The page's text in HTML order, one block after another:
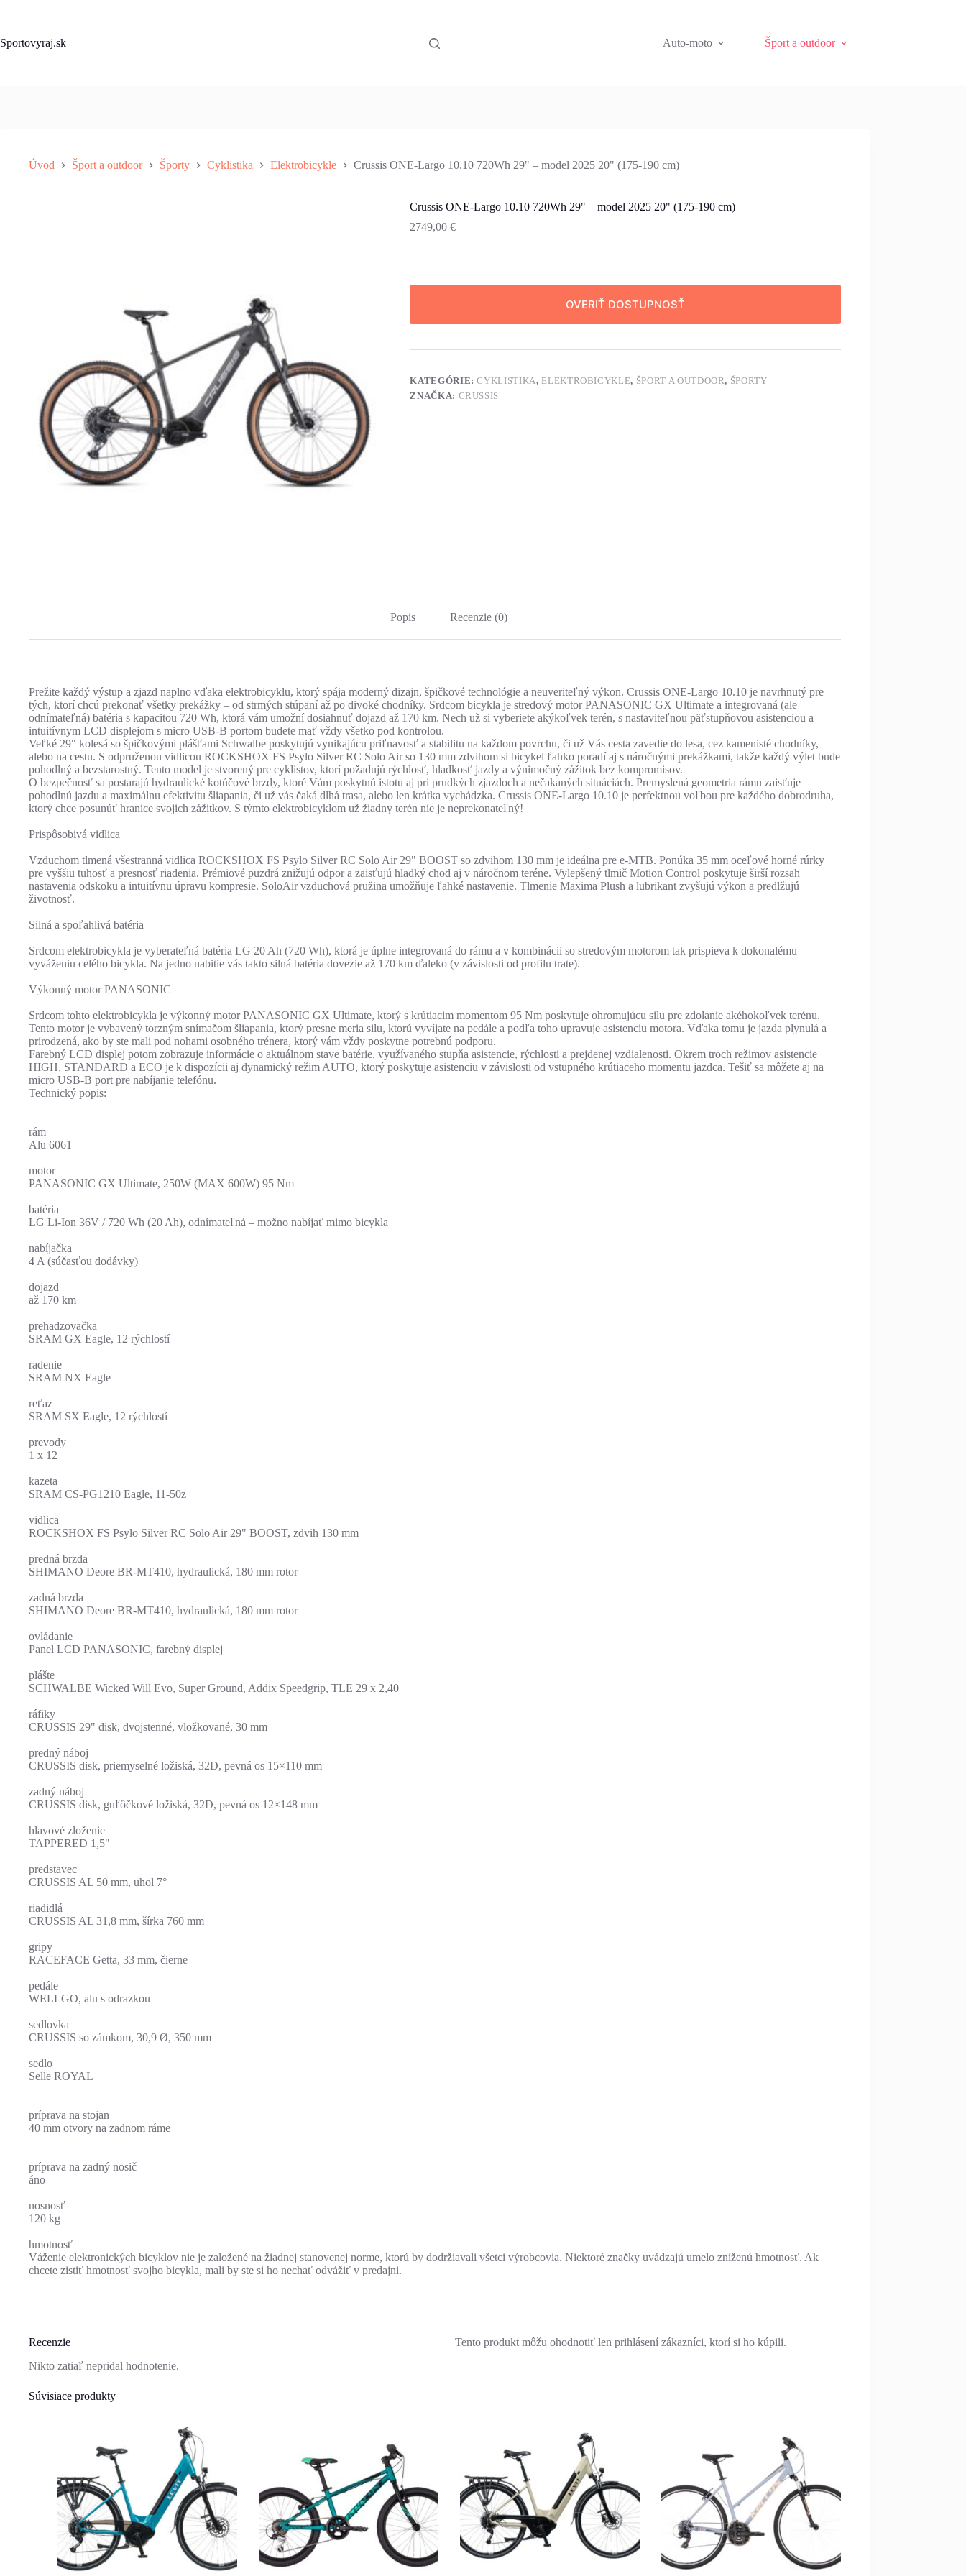
Sportovyraj.sk
Auto-moto Šport a outdoor
Úvod Šport a outdoor Športy Cyklistika Elektrobicykle Crussis ONE-Largo 10.10 720Wh 29" – model 2025 20" (175-190 cm)
Crussis ONE-Largo 10.10 720Wh 29" – model 2025 20" (175-190 cm)
2749,00€
OVERIŤ DOSTUPNOSŤ
KATEGÓRIE:CYKLISTIKA,ELEKTROBICYKLE, ŠPORT A OUTDOOR, ŠPORTY
ZNAČKA: CRUSSIS
Popis Recenzie (0)
Prežite každý výstup a zjazd naplno vďaka elektrobicyklu, ktorý spája moderný dizajn, špičkové technológie a neuveriteľný výkon. Crussis ONE-Largo 10.10 je navrhnutý pre
tých, ktorí chcú prekonať všetky prekážky – od strmých stúpaní až po divoké chodníky. Srdcom bicykla je stredový motor PANASONIC GX Ultimate a integrovaná (ale
odnímateľná) batéria s kapacitou 720 Wh, ktorá vám umožní dosiahnuť dojazd až 170 km. Nech už si vyberiete akýkoľvek terén, s nastaviteľnou päťstupňovou asistenciou a
intuitívnym LCD displejom s micro USB-B portom budete mať vždy všetko pod kontrolou.
Veľké 29" kolesá so špičkovými plášťami Schwalbe poskytujú vynikajúcu priľnavosť a stabilitu na každom povrchu, či už Vás cesta zavedie do lesa, cez kamenisté chodníky,
alebo na cestu. S odpruženou vidlicou ROCKSHOX FS Psylo Silver RC Solo Air so 130 mm zdvihom si bicykel ľahko poradí aj s náročnými prekážkami, takže každý výlet bude
pohodlný a bezstarostný. Tento model je stvorený pre cyklistov, ktorí požadujú rýchlosť, hladkosť jazdy a výnimočný zážitok bez kompromisov.
O bezpečnosť sa postarajú hydraulické kotúčové brzdy, ktoré Vám poskytnú istotu aj pri prudkých zjazdoch a nečakaných situáciách. Premyslená geometria rámu zaisťuje
pohodlnú jazdu a maximálnu efektivitu šliapania, či už vás čaká dlhá trasa, alebo len krátka vychádzka. Crussis ONE-Largo 10.10 je perfektnou voľbou pre každého dobrodruha,
ktorý chce posunúť hranice svojich zážitkov. S týmto elektrobicyklom už žiadny terén nie je neprekonateľný!
Prispôsobivá vidlica
Vzduchom tlmená všestranná vidlica ROCKSHOX FS Psylo Silver RC Solo Air 29" BOOST so zdvihom 130 mm je ideálna pre e-MTB. Ponúka 35 mm oceľové horné rúrky
pre vyššiu tuhosť a presnosť riadenia. Prémiové puzdrá znižujú odpor a zaisťujú hladký chod aj v náročnom teréne. Vylepšený tlmič Motion Control poskytuje širší rozsah
nastavenia odskoku a intuitívnu úpravu kompresie. SoloAir vzduchová pružina umožňuje ľahké nastavenie. Tlmenie Maxima Plush a lubrikant zvyšujú výkon a predlžujú
životnosť.
Silná a spoľahlivá batéria
Srdcom elektrobicykla je vyberateľná batéria LG 20 Ah (720 Wh), ktorá je úplne integrovaná do rámu a v kombinácii so stredovým motorom tak prispieva k dokonalému
vyváženiu celého bicykla. Na jedno nabitie vás takto silná batéria dovezie až 170 km ďaleko (v závislosti od profilu trate).
Výkonný motor PANASONIC
Srdcom tohto elektrobicykla je výkonný motor PANASONIC GX Ultimate, ktorý s krútiacim momentom 95 Nm poskytuje ohromujúcu silu pre zdolanie akéhokoľvek terénu.
Tento motor je vybavený torzným snímačom šliapania, ktorý presne meria silu, ktorú vyvíjate na pedále a podľa toho upravuje asistenciu motora. Vďaka tomu je jazda plynulá a
prirodzená, ako by ste mali pod nohami osobného trénera, ktorý vám vždy poskytne potrebnú podporu.
Farebný LCD displej potom zobrazuje informácie o aktuálnom stave batérie, využívaného stupňa asistencie, rýchlosti a prejdenej vzdialenosti. Okrem troch režimov asistencie
HIGH, STANDARD a ECO je k dispozícii aj dynamický režim AUTO, ktorý poskytuje asistenciu v závislosti od vstupného krútiaceho momentu jazdca. Tešiť sa môžete aj na
micro USB-B port pre nabíjanie telefónu.
Technický popis:
rám
Alu 6061
motor
PANASONIC GX Ultimate, 250W (MAX 600W) 95 Nm
batéria
LG Li-Ion 36V / 720 Wh (20 Ah), odnímateľná – možno nabíjať mimo bicykla
nabíjačka
4 A (súčasťou dodávky)
dojazd
až 170 km
prehadzovačka
SRAM GX Eagle, 12 rýchlostí
radenie
SRAM NX Eagle
reťaz
SRAM SX Eagle, 12 rýchlostí
prevody
1 x 12
kazeta
SRAM CS-PG1210 Eagle, 11-50z
vidlica
ROCKSHOX FS Psylo Silver RC Solo Air 29" BOOST, zdvih 130 mm
predná brzda
SHIMANO Deore BR-MT410, hydraulická, 180 mm rotor
zadná brzda
SHIMANO Deore BR-MT410, hydraulická, 180 mm rotor
ovládanie
Panel LCD PANASONIC, farebný displej
plášte
SCHWALBE Wicked Will Evo, Super Ground, Addix Speedgrip, TLE 29 x 2,40
ráfiky
CRUSSIS 29" disk, dvojstenné, vložkované, 30 mm
predný náboj
CRUSSIS disk, priemyselné ložiská, 32D, pevná os 15×110 mm
zadný náboj
CRUSSIS disk, guľôčkové ložiská, 32D, pevná os 12×148 mm
hlavové zloženie
TAPPERED 1,5"
predstavec
CRUSSIS AL 50 mm, uhol 7°
riadidlá
CRUSSIS AL 31,8 mm, šírka 760 mm
gripy
RACEFACE Getta, 33 mm, čierne
pedále
WELLGO, alu s odrazkou
sedlovka
CRUSSIS so zámkom, 30,9 Ø, 350 mm
sedlo
Selle ROYAL
príprava na stojan
40 mm otvory na zadnom ráme
príprava na zadný nosič
áno
nosnosť
120 kg
hmotnosť
Váženie elektronických bicyklov nie je založené na žiadnej stanovenej norme, ktorú by dodržiavali všetci výrobcovia. Niektoré značky uvádzajú umelo zníženú hmotnosť. Ak
chcete zistiť hmotnosť svojho bicykla, mali by ste si ho nechať odvážiť v predajni.
Recenzie
Nikto zatiaľ nepridal hodnotenie.
Tento produkt môžu ohodnotiť len prihlásení zákazníci, ktorí si ho kúpili.
Súvisiace produkty